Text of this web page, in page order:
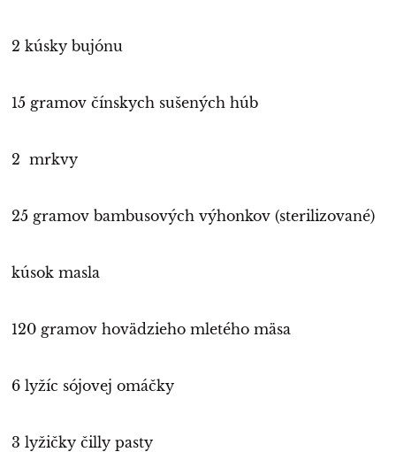
2 kúsky bujónu
15 gramov čínskych sušených húb
2 mrkvy
25 gramov bambusových výhonkov (sterilizované)
kúsok masla
120 gramov hovädzieho mletého mäsa
6 lyžíc sójovej omáčky
3 lyžičky čilly pasty